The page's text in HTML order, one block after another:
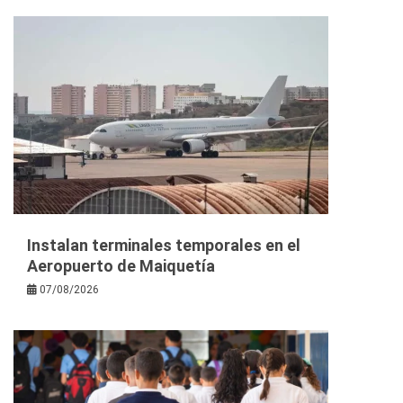
Instalan terminales temporales en el
Aeropuerto de Maiquetía
07/08/2026